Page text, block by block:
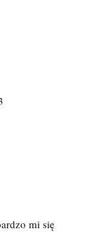
mi się